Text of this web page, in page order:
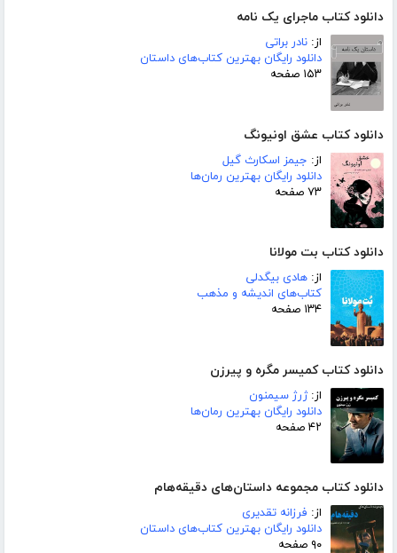
دانلود کتاب ماجرای یک نامه
از: نادر براتی
دانلود رایگان بهترین کتاب‌های داستان
۱۵۳ صفحه
دانلود کتاب عشق اونیونگ
از: جیمز اسکارث گیل
دانلود رایگان بهترین رمان‌ها
۷۳ صفحه
دانلود کتاب بت مولانا
از: هادی بیگدلی
کتاب‌های اندیشه و مذهب
۱۳۴ صفحه
دانلود کتاب کمیسر مگره و پیرزن
از:ژرژ سیمنون
دانلود رایگان بهترین رمان‌ها
۴۲ صفحه
دانلود کتاب مجموعه داستان‌های دقیقه‌هام
از: فرزانه تقدیری
دانلود رایگان بهترین کتاب‌های داستان
۹۰ صفحه